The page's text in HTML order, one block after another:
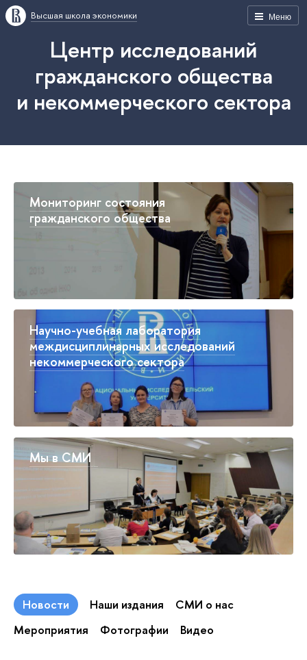
Меню
Высшая школа экономики
Центр исследований
гражданского общества
и некоммерческого сектора
Мониторинг состояния
гражданского общества
Научно-учебная лаборатория
междисциплинарных исследований
некоммерческого сектора
Мы в СМИ
Новости Наши издания
СМИ о нас
Мероприятия
Фотографии Видео